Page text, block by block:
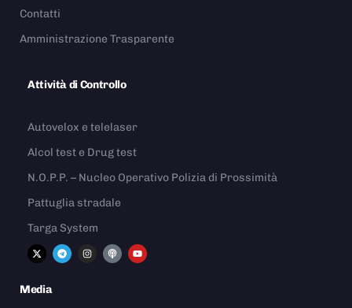
Contatti
Amministrazione Trasparente
Attività di Controllo
Autovelox e telelaser
Alcol test e Drug test
N.O.P.P. – Nucleo Operativo Polizia di Prossimità
Pattuglia stradale
Targa System
Media